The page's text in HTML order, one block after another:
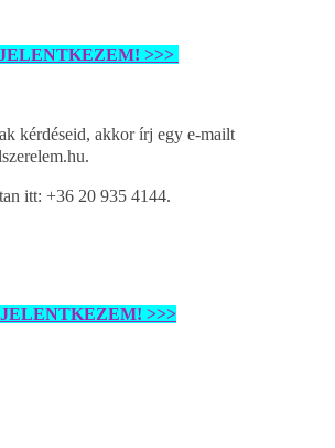
>>>
kérdéseid, akkor írj egy e-mailt
itt: +36 20 935 4144.
JELENTKEZEM! >>>